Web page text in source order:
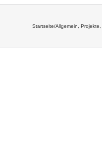
Startseite/Allgemein Projekte